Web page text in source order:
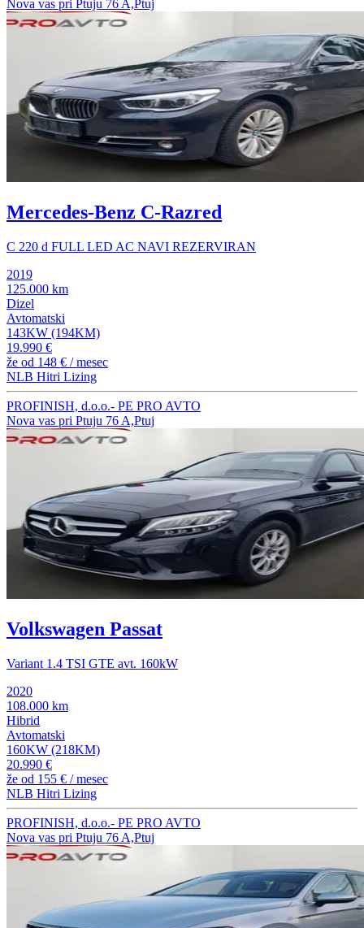
Nova vas pri Ptuju 76 A,Ptuj
Mercedes-Benz C-Razred
C 220 d FULL LED AC NAVI REZERVIRAN
2019
125.000 km
Dizel
Avtomatski
143KW (194KM)
19.990 €
že od 148 € / mesec
NLB Hitri Lizing
PROFINISH, d.o.o.- PE PRO AVTO
Nova vas pri Ptuju 76 A,Ptuj
Volkswagen Passat
Variant 1.4 TSI GTE avt. 160kW
2020
108.000 km
Hibrid
Avtomatski
160KW (218KM)
20.990 €
že od 155 € / mesec
NLB Hitri Lizing
PROFINISH, d.o.o.- PE PRO AVTO
Nova vas pri Ptuju 76 A,Ptuj